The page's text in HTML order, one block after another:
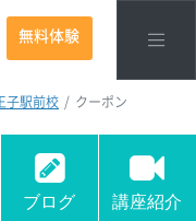
無料体験
子駅前校 クーポン
ブログ 講座紹介